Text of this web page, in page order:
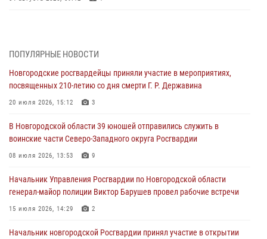
В Великом Новгороде сотрудники центра лицензионно-
разрешительной работы Росгвардии провели телефонную «горячую
30 июля 2026, 14:36 1
Новгородские росгвардейцы рассказали о службе детям из летнего
30 июля 2026, 08:40 5
Новгородские росгвардейцы задержали мужчину
ПОПУЛЯРНЫЕ НОВОСТИ
Новгородские росгвардейцы приняли участие в мероприятиях,
посвященных 210-летию со дня смерти Г. Р. Державина
20 июля 2026, 15:12 3
В Новгородской области 39 юношей отправились служить в
воинские части Северо-Западного округа Росгвардии
08 июля 2026, 13:53 9
Начальник Управления Росгвардии по Новгородской области
генерал-майор полиции Виктор Барушев провел рабочие встречи
15 июля 2026, 14:29 2
Начальник новгородской Росгвардии принял участие в открытии